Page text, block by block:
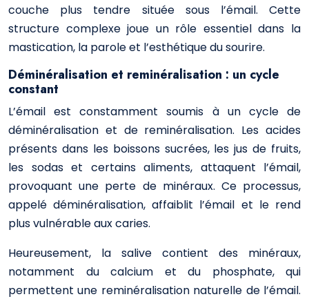
couche plus tendre située sous l’émail. Cette
structure complexe joue un rôle essentiel dans la
mastication, la parole et l’esthétique du sourire.
Déminéralisation et reminéralisation : un cycle
constant
L’émail est constamment soumis à un cycle de
déminéralisation et de reminéralisation. Les acides
présents dans les boissons sucrées, les jus de fruits,
les sodas et certains aliments, attaquent l’émail,
provoquant une perte de minéraux. Ce processus,
appelé déminéralisation, affaiblit l’émail et le rend
plus vulnérable aux caries.
Heureusement, la salive contient des minéraux,
notamment du calcium et du phosphate, qui
permettent une reminéralisation naturelle de l’émail.